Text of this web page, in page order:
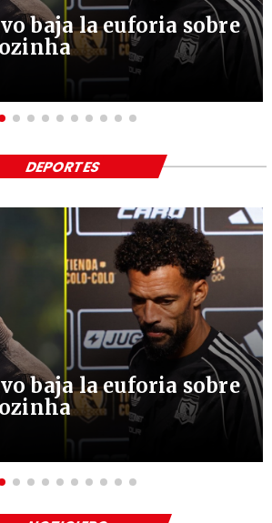
baja la euforia sobre
baja la euforia sobre
DEPORTES